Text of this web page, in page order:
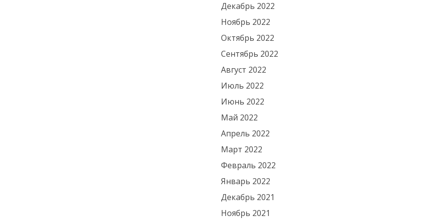
Декабрь 2022
Ноябрь 2022
Октябрь 2022
Сентябрь 2022
Август 2022
Июль 2022
Июнь 2022
Май 2022
Апрель 2022
Март 2022
Февраль 2022
Январь 2022
Декабрь 2021
Ноябрь 2021